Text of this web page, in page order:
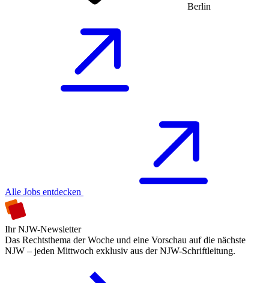
Berlin
Alle Jobs entdecken
Ihr NJW-Newsletter
Das Rechtsthema der Woche und eine Vorschau auf die nächste
NJW – jeden Mittwoch exklusiv aus der NJW-Schriftleitung.